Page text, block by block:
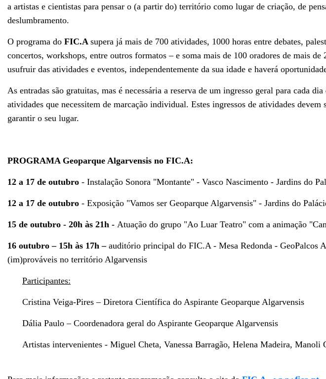
a artistas e cientistas para pensar o (a partir do) território como lugar de criação, de
deslumbramento.
O programa do FIC.A supera já mais de 700 atividades, 1000 horas entre debates,
concertos, workshops, entre outros formatos – e soma mais de 100 oradores de mais de
usufruir das atividades e eventos, independentemente da sua idade e haverá
As entradas são gratuitas, mas é necessária a reserva de um ingresso geral para cada
atividades que necessitem de marcação individual. Estes ingressos de atividades
garantir o seu lugar.
PROGRAMA Geoparque Algarvensis no FIC.A:
12 a 17 de outubro - Instalação Sonora "Montante" - Vasco Nascimento - Jardins do
12 a 17 de outubro - Exposição "Vamos ser Geoparque Algarvensis" - Jardins do
15 de outubro - 20h às 21h - Atuação do grupo "Ao Luar Teatro" com a animação
16 outubro – 15h às 17h – auditório principal do FIC.A - Mesa Redonda - GeoPalcos
(im)prováveis no território Algarvensis
Participantes:
Cristina Veiga-Pires – Diretora Científica do Aspirante Geoparque Algarvensis
Dália Paulo – Coordenadora geral do Aspirante Geoparque Algarvensis
Artistas intervenientes - Miguel Cheta, Vanessa Barragão, Helena Madeira, Manoli